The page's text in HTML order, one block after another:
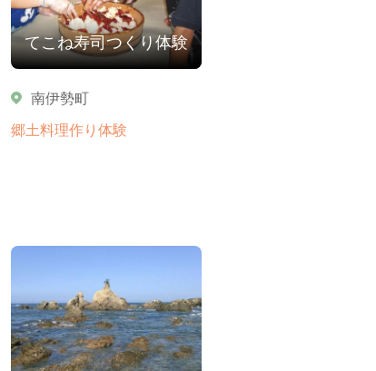
てこね寿司つくり体験
南伊勢町
郷土料理作り体験